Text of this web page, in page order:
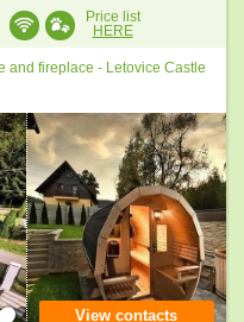
Price list
HERE
and fireplace - Letovice Castle
View contacts